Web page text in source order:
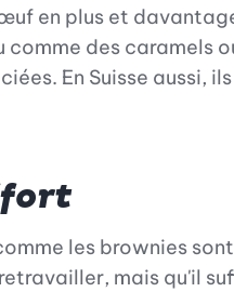
en plus et
des
En Suisse
les brownies
mais qu'il